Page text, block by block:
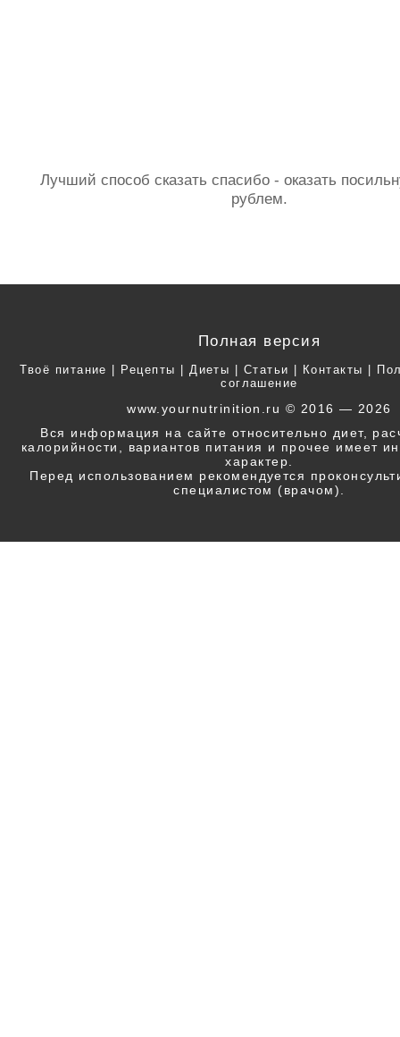
Лучший способ сказать спасибо - оказать
рублем.
Полная версия
Твоё питание | Рецепты | Диеты | Статьи | Контакты |
соглашение
www.yournutrinition.ru © 2016 — 2026
Вся информация на сайте относительно диет,
калорийности, вариантов питания и прочее имеет
характер.
Перед использованием рекомендуется
специалистом (врачом).